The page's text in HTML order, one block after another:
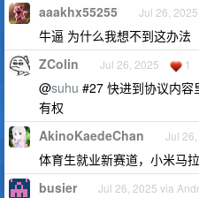
aaakhx55255 Jul 26,
牛逼 为什么我想不到这办法
ZColin Jul 26, 2025 1
@suhu #27 快进到协议内容
有权
AkinoKaedeChan Jul
体育生就业新赛道，小米马
busier Jul 26, 2025 via